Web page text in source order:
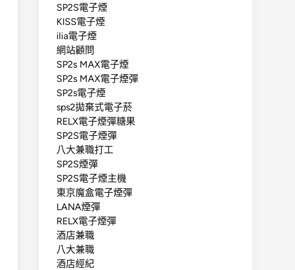
SP2S電子煙
KISS電子煙
ilia電子煙
網站顧問
SP2s MAX電子煙
SP2s MAX電子煙彈
SP2s電子煙
sps2拋棄式電子菸
RELX電子煙彈糖果
SP2S電子煙彈
八大兼職打工
SP2S煙彈
SP2S電子煙主機
東京魔盒電子煙彈
LANA煙彈
RELX電子煙彈
酒店兼職
八大兼職
酒店經紀